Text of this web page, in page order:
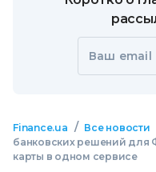
Ваш email
Finance.ua / Все новости
банковских решений для
карты в одном сервисе